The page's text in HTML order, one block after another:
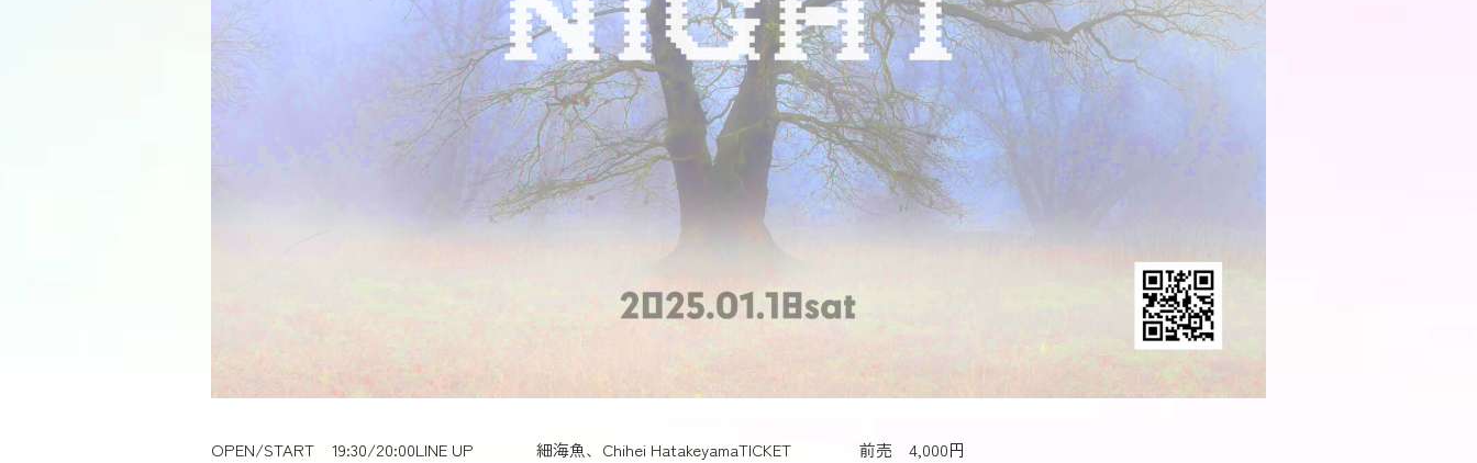
OPEN/START 19:30/20:00LINE UP 細海魚、Chihei HatakeyamaTICKET
前売 4,000円